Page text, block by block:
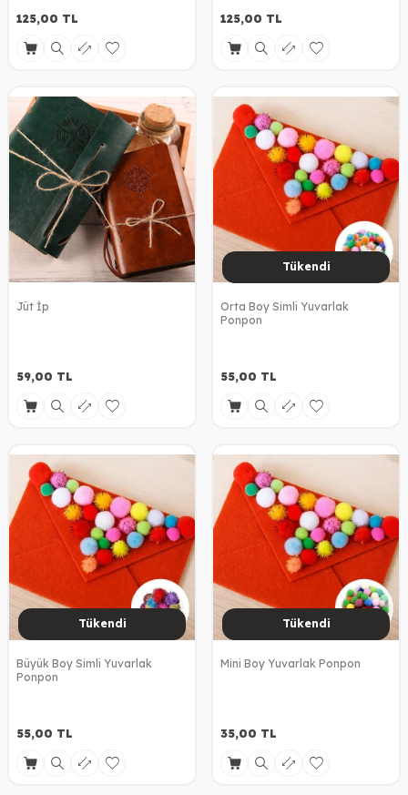
125,00 TL 125,00 TL
Jüt İp
59,00 TL
Tükendi
Orta Boy Simli Yuvarlak
Ponpon
55,00 TL
Tükendi
Büyük Boy Simli Yuvarlak
Ponpon
55,00 TL
Tükendi
Mini Boy Yuvarlak Ponpon
35,00 TL